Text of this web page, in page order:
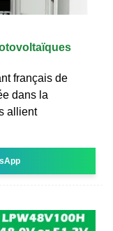
français de
dans la
allient